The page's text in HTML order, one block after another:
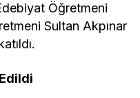
Öğretmeni
Sultan Akpınar